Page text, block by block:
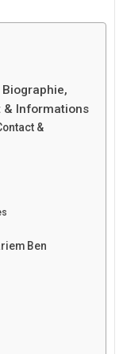
& Informations
&
Ben